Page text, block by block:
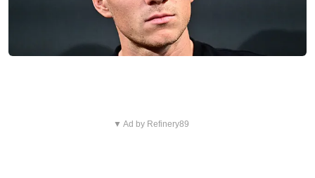
▼ Ad by Refinery89